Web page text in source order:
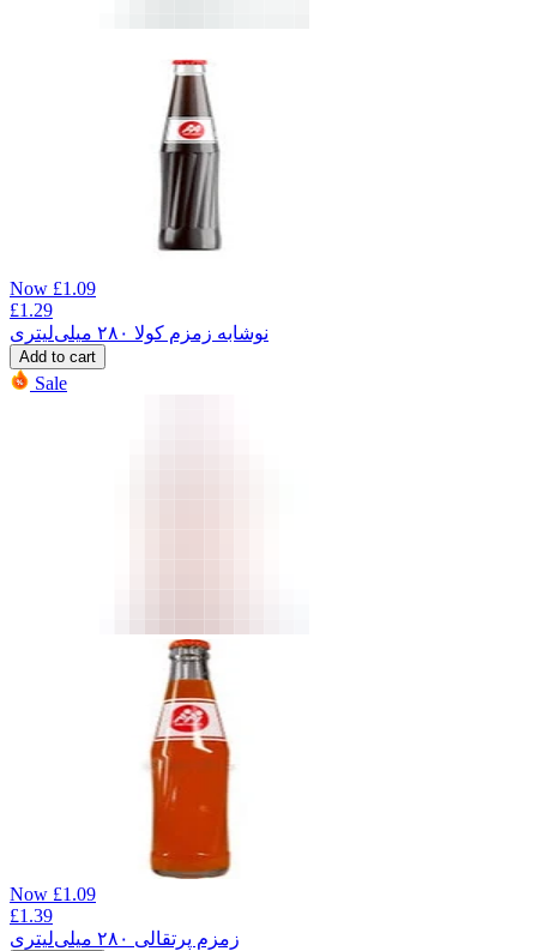
Now £1.09
£1.29
نوشابه زمزم کولا ۲۸۰ میلی‌لیتری
Add to cart
Sale
Now £1.09
£1.39
زمزم پرتقالی ۲۸۰ میلی‌لیتری